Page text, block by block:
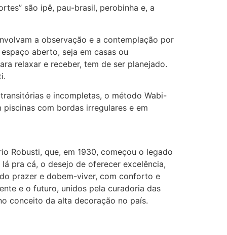
são ipê, pau-brasil, perobinha e, a
a observação e a contemplação por
aberto, seja em casas ou
relaxar e receber, tem de ser planejado.
e incompletas, o método Wabi-
com bordas irregulares e em
Robusti, que, em 1930, começou o legado
pra cá, o desejo de oferecer excelência,
prazer e dobem-viver, com conforto e
e o futuro, unidos pela curadoria das
conceito da alta decoração no país.